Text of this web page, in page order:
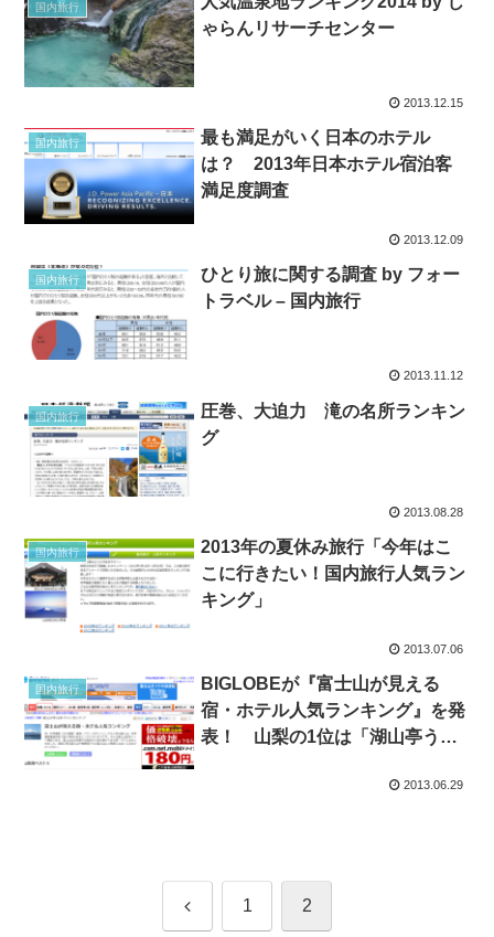
国内旅行
ゃらんリサーチセンター
2013.12.15
国内旅行
最も満足がいく日本のホテル
は？ 2013年日本ホテル宿泊客
満足度調査
2013.12.09
国内旅行
ひとり旅に関する調査 by フォー
トラベル – 国内旅行
2013.11.12
国内旅行
圧巻、大迫力 滝の名所ランキン
グ
2013.08.28
国内旅行
2013年の夏休み旅行「今年はこ
こに行きたい！国内旅行人気ラン
キング」
2013.07.06
国内旅行
BIGLOBEが『富士山が見える
宿・ホテル人気ランキング』を発
表！ 山梨の1位は「湖山亭うぶ
2013.06.29
前 1 2